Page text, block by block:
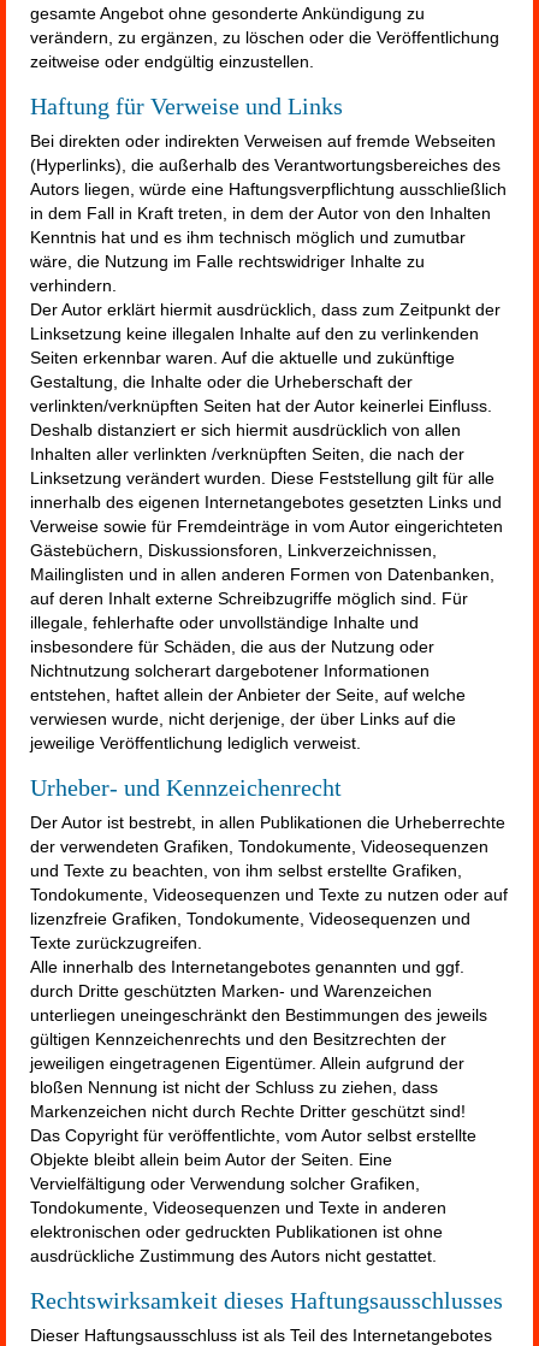
gesamte Angebot ohne gesonderte Ankündigung zu
verändern, zu ergänzen, zu löschen oder die Veröffentlichung
zeitweise oder endgültig einzustellen.
Haftung für Verweise und Links
Bei direkten oder indirekten Verweisen auf fremde Webseiten
(Hyperlinks), die außerhalb des Verantwortungsbereiches des
Autors liegen, würde eine Haftungsverpflichtung ausschließlich
in dem Fall in Kraft treten, in dem der Autor von den Inhalten
Kenntnis hat und es ihm technisch möglich und zumutbar
wäre, die Nutzung im Falle rechtswidriger Inhalte zu
verhindern.
Der Autor erklärt hiermit ausdrücklich, dass zum Zeitpunkt der
Linksetzung keine illegalen Inhalte auf den zu verlinkenden
Seiten erkennbar waren. Auf die aktuelle und zukünftige
Gestaltung, die Inhalte oder die Urheberschaft der
verlinkten/verknüpften Seiten hat der Autor keinerlei Einfluss.
Deshalb distanziert er sich hiermit ausdrücklich von allen
Inhalten aller verlinkten /verknüpften Seiten, die nach der
Linksetzung verändert wurden. Diese Feststellung gilt für alle
innerhalb des eigenen Internetangebotes gesetzten Links und
Verweise sowie für Fremdeinträge in vom Autor eingerichteten
Gästebüchern, Diskussionsforen, Linkverzeichnissen,
Mailinglisten und in allen anderen Formen von Datenbanken,
auf deren Inhalt externe Schreibzugriffe möglich sind. Für
illegale, fehlerhafte oder unvollständige Inhalte und
insbesondere für Schäden, die aus der Nutzung oder
Nichtnutzung solcherart dargebotener Informationen
entstehen, haftet allein der Anbieter der Seite, auf welche
verwiesen wurde, nicht derjenige, der über Links auf die
jeweilige Veröffentlichung lediglich verweist.
Urheber- und Kennzeichenrecht
Der Autor ist bestrebt, in allen Publikationen die Urheberrechte
der verwendeten Grafiken, Tondokumente, Videosequenzen
und Texte zu beachten, von ihm selbst erstellte Grafiken,
Tondokumente, Videosequenzen und Texte zu nutzen oder auf
lizenzfreie Grafiken, Tondokumente, Videosequenzen und
Texte zurückzugreifen.
Alle innerhalb des Internetangebotes genannten und ggf.
durch Dritte geschützten Marken- und Warenzeichen
unterliegen uneingeschränkt den Bestimmungen des jeweils
gültigen Kennzeichenrechts und den Besitzrechten der
jeweiligen eingetragenen Eigentümer. Allein aufgrund der
bloßen Nennung ist nicht der Schluss zu ziehen, dass
Markenzeichen nicht durch Rechte Dritter geschützt sind!
Das Copyright für veröffentlichte, vom Autor selbst erstellte
Objekte bleibt allein beim Autor der Seiten. Eine
Vervielfältigung oder Verwendung solcher Grafiken,
Tondokumente, Videosequenzen und Texte in anderen
elektronischen oder gedruckten Publikationen ist ohne
ausdrückliche Zustimmung des Autors nicht gestattet.
Rechtswirksamkeit dieses Haftungsausschlusses
Dieser Haftungsausschluss ist als Teil des Internetangebotes